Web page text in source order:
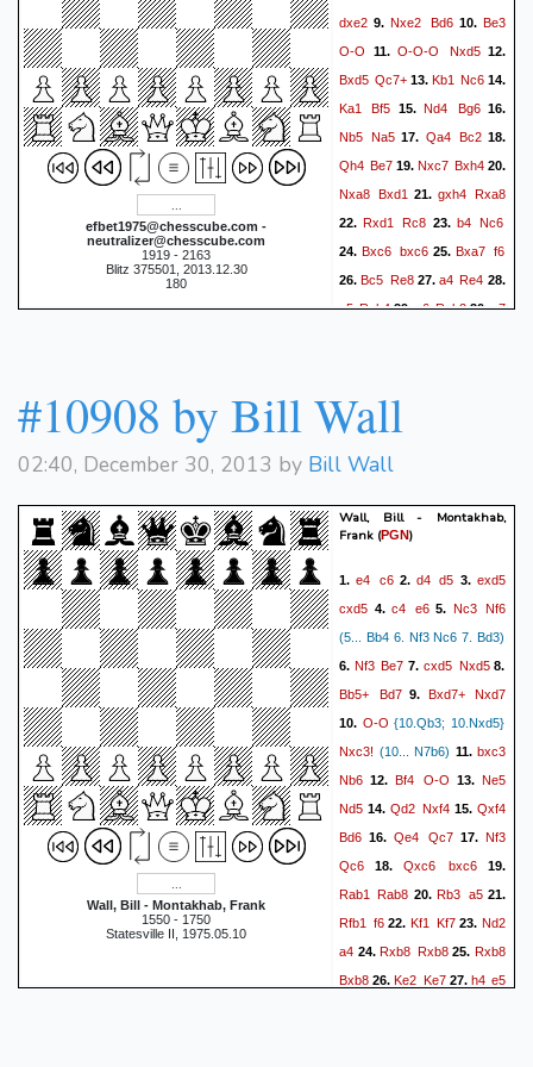
36.
39.
efbet1975@chesscube.com -
neutralizer@chesscube.com
1919 - 2163
Blitz 375501, 2013.12.30
180
dxe2 9.Nxe2 Bd610.Be3
O-O 11. O-O-O Nxd512.
Bxd5 Qc7+ 13. Kb1 Nc6 14.
Ka1
Bf5 15.Nd4 Bg616.
Nb5
Na5 17. Qa4 Bc218.
Qh4 Be7 19. Nxc7 Bxh4 20.
Nxa8 Bxd1 21. gxh4 Rxa8
22.Rxd1 Rc8 23. b4 Nc6
24.Bxc6 bxc625.Bxa7 f6
26.Bc5 Re827.a4 Re4 28.
a5 Rxh429.a6 Rxh230.a7
Kf5 37.
Kb2 f344.Kc2 Kh345.Kd2
Kg246.Qf4
#10908 by Bill Wall
02:40, December 30, 2013 by Bill Wall
Wall, Bill - Montakhab, Frank
1550 - 1750
Statesville II, 1975.05.10
Wall, Bill - Montakhab,
Frank (PGN)
1.e4 c62.d4 d5 3.exd5
cxd5 4. c4 e65. Nc3 Nf6
(5... Bb4 6. Nf3 Nc6 7. Bd3)
6. Nf3 Be7 7. cxd5 Nxd58.
Bb5+
Bd79. Bxd7+ Nxd7
10. O-O {10.Qb3; 10.Nxd5}
Nxc3! (10... N7b6) 11. bxc3
Nb6 12. Bf4 O-O 13. Ne5
Nd5 14. Qd2 Nxf4 15. Qxf4
Bd6 16. Qe4 Qc7 17. Nf3
Qc6 18. Qxc6 bxc6 19.
Rab1
Rab8 20.Rb3 a521.
Rfb1
f622.Kf1 Kf723.Nd2
a4 24.Rxb8 Rxb825.Rxb8
Bxb8 26.Ke2 Ke727. h4 e5